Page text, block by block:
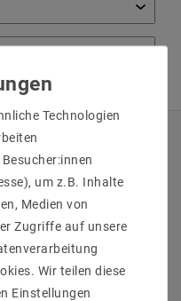
Technologien
um z.B. Inhalte
Medien von
Zugriffe auf unsere
Wir teilen diese
Einstellungen